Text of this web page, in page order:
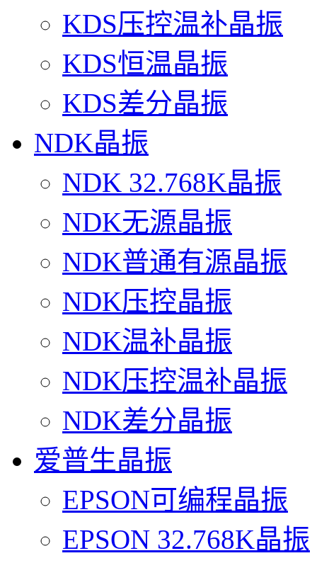
KDS压控温补晶振
KDS恒温晶振
KDS差分晶振
NDK晶振
NDK 32.768K晶振
NDK无源晶振
NDK普通有源晶振
NDK压控晶振
NDK温补晶振
NDK压控温补晶振
NDK差分晶振
爱普生晶振
EPSON可编程晶振
EPSON 32.768K晶振